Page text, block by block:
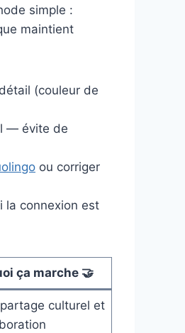
simple :
maintient
(couleur de
— évite de
ou corriger
la connexion est
ça marche 🤝
culturel et